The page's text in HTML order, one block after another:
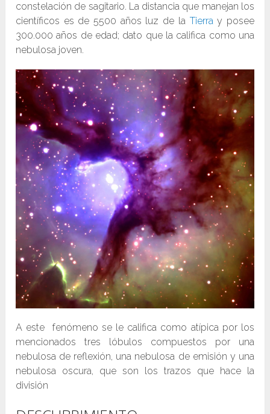
constelación de sagitario. La distancia que manejan los
científicos es de 5500 años luz de la Tierray posee
300.000 años de edad; dato que la califica como una
nebulosa joven.
A este fenómeno se le califica como atípica por los
mencionados tres lóbulos compuestos por una
nebulosa de reflexión, una nebulosa de emisión y una
nebulosa oscura, que son los trazos que hace la
división